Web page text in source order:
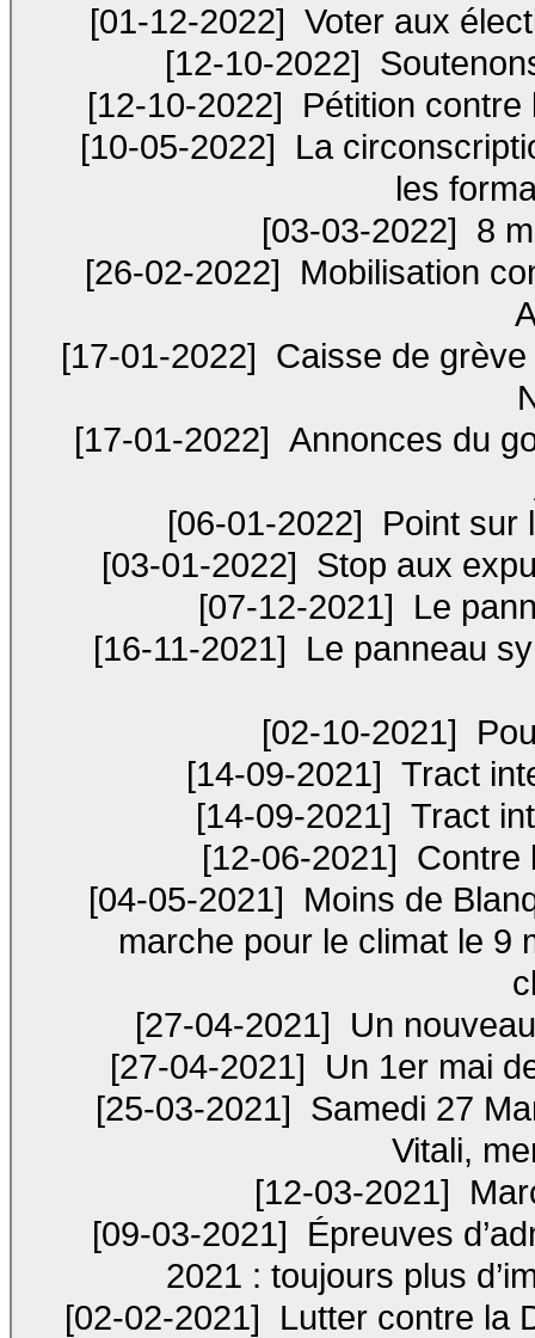
[01-12-2022] Voter aux
[12-10-2022]
[12-10-2022]
Pétition
[10-05-2022]
La
les
[03-03-2022] 8
[26-02-2022]
Mobilisation
[17-01-2022] Caisse de
[17-01-2022] Annonces du
[06-01-2022]
Point sur
[03-01-2022] Stop aux
[07-12-2021]
Le
[16-11-2021]
Le panneau
[02-10-2021]
[14-09-2021] Tract
[14-09-2021] Tract
[12-06-2021] Contre
[04-05-2021]
Moins de
marche pour le climat le 9
[27-04-2021]
Un
[27-04-2021]
Un 1er mai
[25-03-2021] Samedi 27
Vitali,
[12-03-2021]
[09-03-2021]
Épreuves
2021 : toujours plus
[02-02-2021]
Lutter contre la